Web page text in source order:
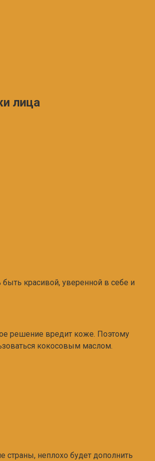
лица
красивой, уверенной в себе и
решение вредит коже. Поэтому
кокосовым маслом.
страны, неплохо будет дополнить